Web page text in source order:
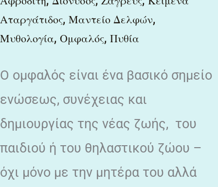
Αταργάτιδος, Μαντείο Δελφών,
Μυθολογία, Ομφαλός, Πυθία
Ο ομφαλός είναι ένα βασικό σημείο
ενώσεως, συνέχειας και
δημιουργίας της νέας ζωής, του
παιδιού ή του θηλαστικού ζώου –
όχι μόνο με την μητέρα του αλλά